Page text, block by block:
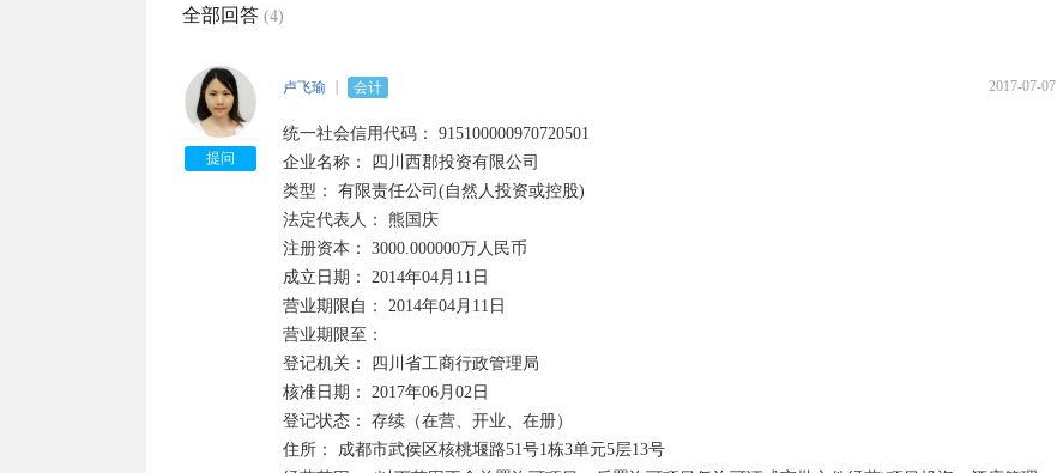
全部回答 (4)
提问
卢飞瑜 会计 2017-07-07
统一社会信用代码： 915100000970720501
企业名称： 四川西郡投资有限公司
类型： 有限责任公司(自然人投资或控股)
法定代表人： 熊国庆
注册资本： 3000.000000万人民币
成立日期： 2014年04月11日
营业期限自： 2014年04月11日
营业期限至：
登记机关： 四川省工商行政管理局
核准日期： 2017年06月02日
登记状态： 存续（在营、开业、在册）
住所： 成都市武侯区核桃堰路51号1栋3单元5层13号